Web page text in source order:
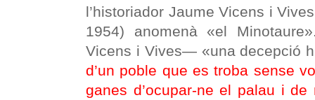
l’historiador Jaume Vicens i
1954) anomenà «el
Vicens i Vives— «una decepció
d’un poble que es troba sense
ganes d’ocupar-ne el palau i